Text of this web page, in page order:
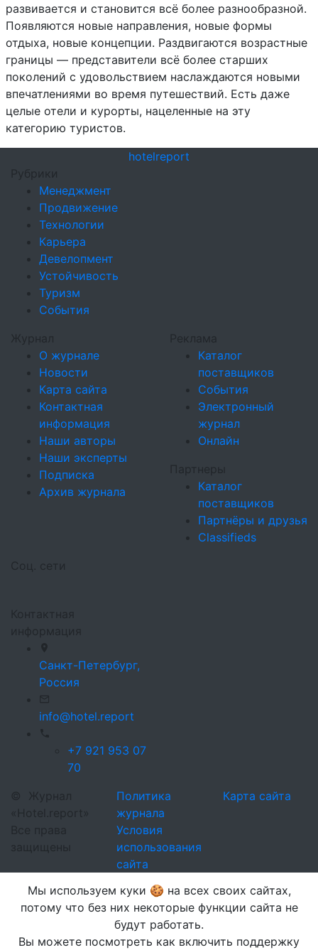
развивается и становится всё более разнообразной.
Появляются новые направления, новые формы
отдыха, новые концепции. Раздвигаются возрастные
границы — представители всё более старших
поколений с удовольствием наслаждаются новыми
впечатлениями во время путешествий. Есть даже
целые отели и курорты, нацеленные на эту
категорию туристов.
hotelreport
Рубрики
Менеджмент
Продвижение
Технологии
Карьера
Девелопмент
Устойчивость
Туризм
События
Журнал
О журнале
Новости
Карта сайта
Контактная
информация
Наши авторы
Наши эксперты
Подписка
Архив журнала
Реклама
Каталог
поставщиков
События
Электронный
журнал
Онлайн
Партнеры
Каталог
поставщиков
Партнёры и друзья
Classifieds
Соц. сети
Контактная
информация
Санкт-Петербург,
Россия
info@hotel.report
+7 921 953 07
70
©
Журнал
«Hotel.report»
Все права
защищены
Политика
журнала
Условия
использования
сайта
Карта сайта
Мы используем куки 🍪 на всех своих сайтах,
потому что без них некоторые функции сайта не
будут работать.
Вы можете посмотреть как включить поддержку